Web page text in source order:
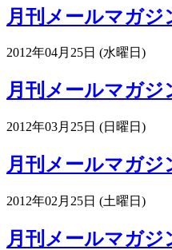
月刊メールマガジ
2012年04月25日 (水曜日)
月刊メールマガジ
2012年03月25日 (日曜日)
月刊メールマガジ
2012年02月25日 (土曜日)
月刊メールマガジ